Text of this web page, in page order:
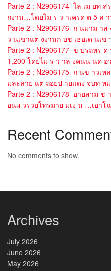
Parte 2 : N2906174_ไล เม ยท
กงาน…โดยไม ร ว าเครด ต 5 ล
Parte 2 : N2906176_ก นมาม า
ว นเขาแต งงานก บช เธอเด นเข
Parte 2 : N2906177_ข บรถหร
1,200 โดยไม ร ว าล งคนน นค อ
Parte 2 : N2906175_ก นข าวเ
มละลาย แต ถอยป ายแดง จบท ห
Parte 2 : N2906178_อายสาม ช
อนผ วรวยโทรมาย มเง น …เอา
Recent
No comments to show.
Archives
July 2026
June 2026
May 2026